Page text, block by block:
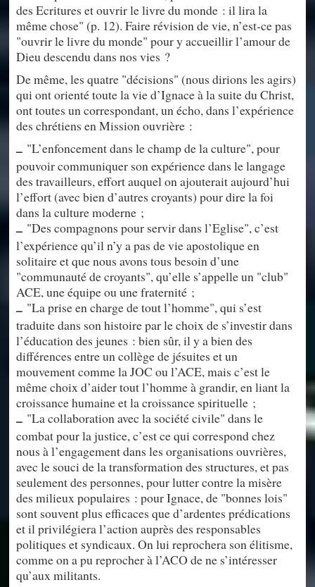
des Ecritures et ouvrir le livre du monde : il lira la
même chose" (p. 12). Faire révision de vie, n’est-ce pas
"ouvrir le livre du monde" pour y accueillir l’amour de
Dieu descendu dans nos vies ?
De même, les quatre "décisions" (nous dirions les agirs)
qui ont orienté toute la vie d’Ignace à la suite du Christ,
ont toutes un correspondant, un écho, dans l’expérience
des chrétiens en Mission ouvrière :
– "L’enfoncement dans le champ de la culture", pour
pouvoir communiquer son expérience dans le langage
des travailleurs, effort auquel on ajouterait aujourd’hui
l’effort (avec bien d’autres croyants) pour dire la foi
dans la culture moderne ;
– "Des compagnons pour servir dans l’Eglise", c’est
l’expérience qu’il n’y a pas de vie apostolique en
solitaire et que nous avons tous besoin d’une
"communauté de croyants", qu’elle s’appelle un "club"
ACE, une équipe ou une fraternité ;
– "La prise en charge de tout l’homme", qui s’est
traduite dans son histoire par le choix de s’investir dans
l’éducation des jeunes : bien sûr, il y a bien des
différences entre un collège de jésuites et un
mouvement comme la JOC ou l’ACE, mais c’est le
même choix d’aider tout l’homme à grandir, en liant la
croissance humaine et la croissance spirituelle ;
– "La collaboration avec la société civile" dans le
combat pour la justice, c’est ce qui correspond chez
nous à l’engagement dans les organisations ouvrières,
avec le souci de la transformation des structures, et pas
seulement des personnes, pour lutter contre la misère
des milieux populaires : pour Ignace, de "bonnes lois"
sont souvent plus efficaces que d’ardentes prédications
et il privilégiera l’action auprès des responsables
politiques et syndicaux. On lui reprochera son élitisme,
comme on a pu reprocher à l’ACO de ne s’intéresser
qu’aux militants.